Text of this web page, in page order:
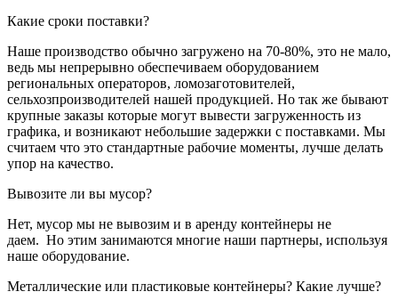
Какие сроки поставки?
Наше производство обычно загружено на 70-80%, это не мало,
ведь мы непрерывно обеспечиваем оборудованием
региональных операторов, ломозаготовителей,
сельхозпроизводителей нашей продукцией. Но так же бывают
крупные заказы которые могут вывести загруженность из
графика, и возникают небольшие задержки с поставками. Мы
считаем что это стандартные рабочие моменты, лучше делать
упор на качество.
Вывозите ли вы мусор?
Нет, мусор мы не вывозим и в аренду контейнеры не
даем. Но этим занимаются многие наши партнеры, используя
наше оборудование.
Металлические или пластиковые контейнеры? Какие лучше?